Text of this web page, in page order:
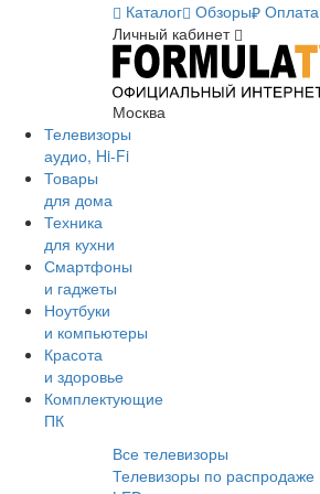
Каталог Обзоры Оплата
Личный кабинет
Москва
Телевизоры
аудио, Hi-Fi
Товары
для дома
Техника
для кухни
Смартфоны
и гаджеты
Ноутбуки
и компьютеры
Красота
и здоровье
Комплектующие
ПК
Все телевизоры
Телевизоры по распродаже